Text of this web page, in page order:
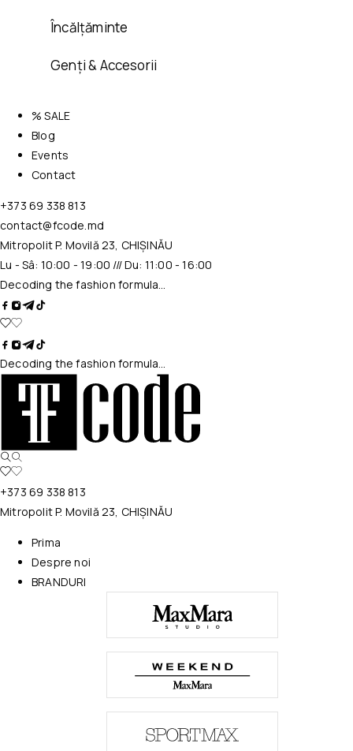
Încălțăminte
Genți & Accesorii
% SALE
Blog
Events
Contact
+373 69 338 813
contact@fcode.md
Mitropolit P. Movilă 23, CHIȘINĂU
Lu - Sâ: 10:00 - 19:00 /// Du: 11:00 - 16:00
Decoding the fashion formula…
Decoding the fashion formula…
+373 69 338 813
Mitropolit P. Movilă 23, CHIȘINĂU
Prima
Despre noi
BRANDURI